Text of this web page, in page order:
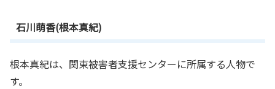
石川萌香(根本真紀)
根本真紀は、関東被害者支援センターに所属する人物で
す。